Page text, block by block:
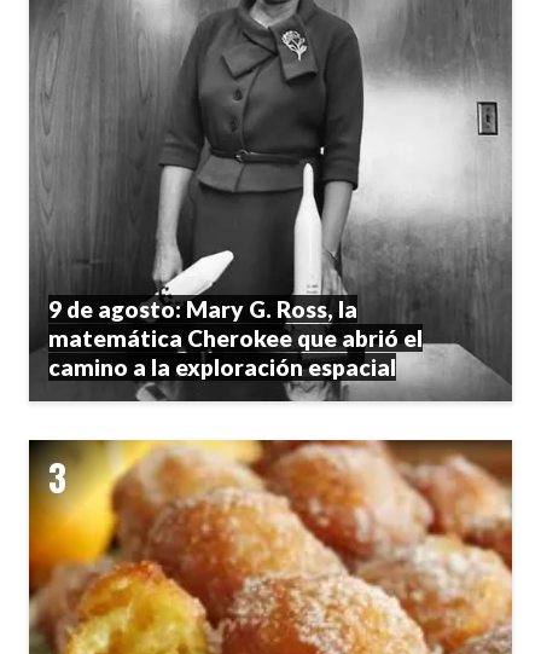
9 de agosto: Mary G. Ross, la
matemática Cherokee que abrió el
camino a la exploración espacial